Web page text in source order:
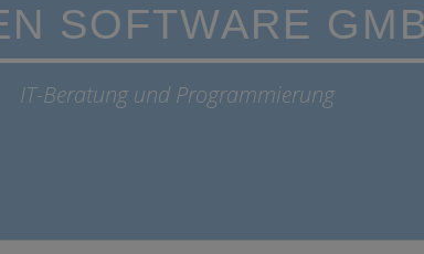
SOFTWARE
IT-Beratung und Programmierung